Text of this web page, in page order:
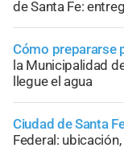
de Santa Fe:
Cómo prepararse
la Municipalidad
llegue el agua
Ciudad de Santa
Federal: